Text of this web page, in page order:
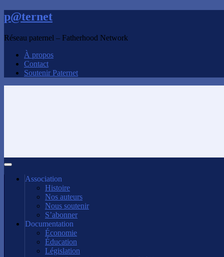
p@ternet
Réseau paternel – Fatherhood Network
À propos
Contact
Soutenir Paternet
Association
Histoire
Nos auteurs
Nous soutenir
S’abonner
Documentation
Économie
Éducation
Législation